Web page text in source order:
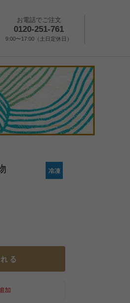
お電話でご注文
0120-251-761
9:00〜17:00（土日定休日）